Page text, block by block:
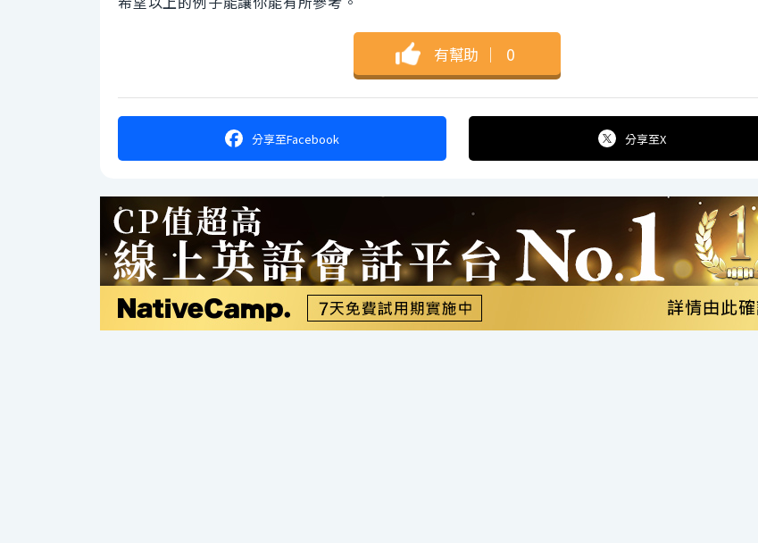
有幫助 ｜ 0
分享至Facebook 分享至X